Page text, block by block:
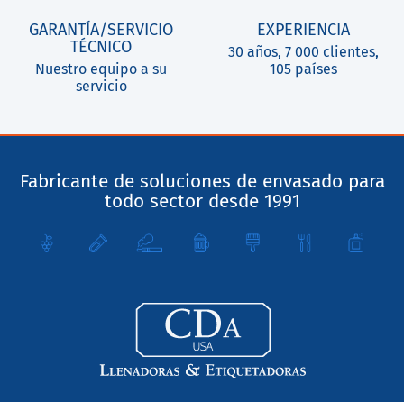
GARANTÍA/SERVICIO
TÉCNICO
Nuestro equipo a su
servicio
EXPERIENCIA
30 años, 7 000 clientes,
105 países
Fabricante de soluciones de envasado para
todo sector desde 1991